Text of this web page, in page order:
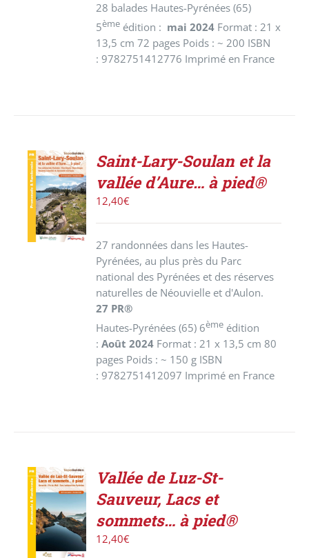
28 balades Hautes-Pyrénées (65)
5ème édition : mai 2024 Format : 21 x
13,5 cm 72 pages Poids : ~ 200 ISBN
: 9782751412776 Imprimé en France
ACHETER
LE
PRODUIT
/
DÉTAILS
Saint-Lary-Soulan et la
vallée d’Aure… à pied®
12,40€
27 randonnées dans les Hautes-
Pyrénées, au plus près du Parc
national des Pyrénées et des réserves
naturelles de Néouvielle et d'Aulon.
27 PR®
Hautes-Pyrénées (65) 6ème édition
: Août 2024 Format : 21 x 13,5 cm 80
pages Poids : ~ 150 g ISBN
: 9782751412097 Imprimé en France
ACHETER
LE
PRODUIT
/
DÉTAILS
Vallée de Luz-St-
Sauveur, Lacs et
sommets… à pied®
12,40€